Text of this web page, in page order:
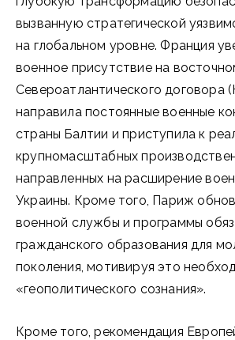
вызванную стратегической
на глобальном уровне. Франция
военное присутствие на
Североатлантического договора
направила постоянные военные
страны Балтии и приступила к
крупномасштабных
направленных на расширение
Украины. Кроме того, Париж
военной службы и программы
гражданского образования для
поколения, мотивируя это
«геополитического сознания».
Кроме того, рекомендация